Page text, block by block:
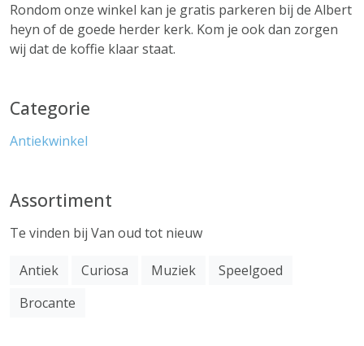
Rondom onze winkel kan je gratis parkeren bij de Albert
heyn of de goede herder kerk. Kom je ook dan zorgen
wij dat de koffie klaar staat.
Categorie
Antiekwinkel
Assortiment
Te vinden bij Van oud tot nieuw
Antiek Curiosa Muziek
Speelgoed
Brocante